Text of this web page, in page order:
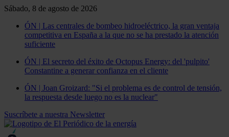
Sábado, 8 de agosto de 2026
ÓN | Las centrales de bombeo hidroeléctrico, la gran ventaja
competitiva en España a la que no se ha prestado la atención
suficiente
ÓN | El secreto del éxito de Octopus Energy: del 'pulpito'
Constantine a generar confianza en el cliente
ÓN | Joan Groizard: "Si el problema es de control de tensión,
la respuesta desde luego no es la nuclear"
Suscríbete a nuestra Newsletter